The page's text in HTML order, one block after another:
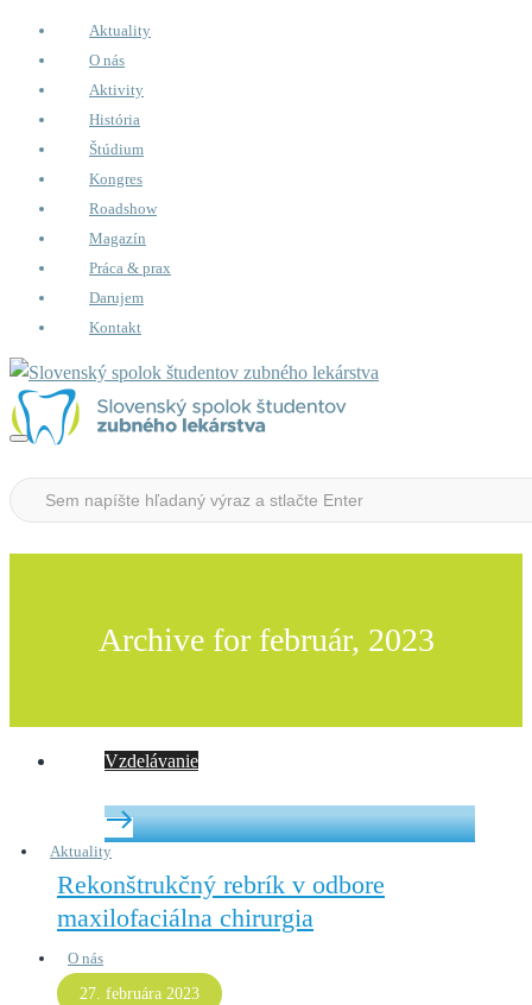
Aktuality
O nás
Aktivity
História
Štúdium
Kongres
Roadshow
Magazín
Práca & prax
Darujem
Kontakt
Aktuality
O nás
Archive for február, 2023
Vzdelávanie
Rekonštrukčný rebrík v odbore
maxilofaciálna chirurgia
27. februára 2023